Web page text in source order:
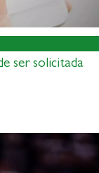
ser solicitada